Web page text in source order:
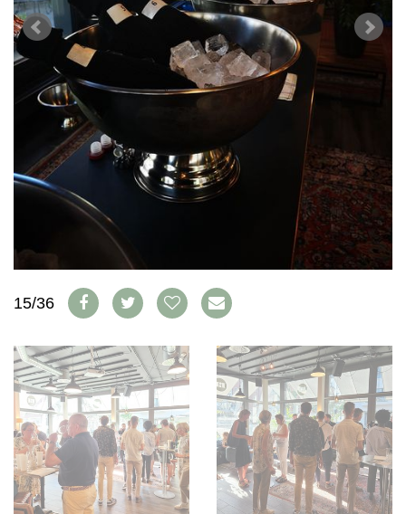
ABO
AUSGABE
ARCHIV
VORTEILSWELT
BÜCHER
WEINSZENE
PORTRAITS
VINOPHILES
ARCHIV
ANMELDEN
AWARDS
GEWINNSPIELE
VORTEILSWELT
TRINKREIFETABELLE
ABO
WEINSUCHE
NEWSLETTER
WINE TRADE CLUB
WERBUNG
IMPRESSUM
AGB & DATENSCHUTZ
FAQ
15/36